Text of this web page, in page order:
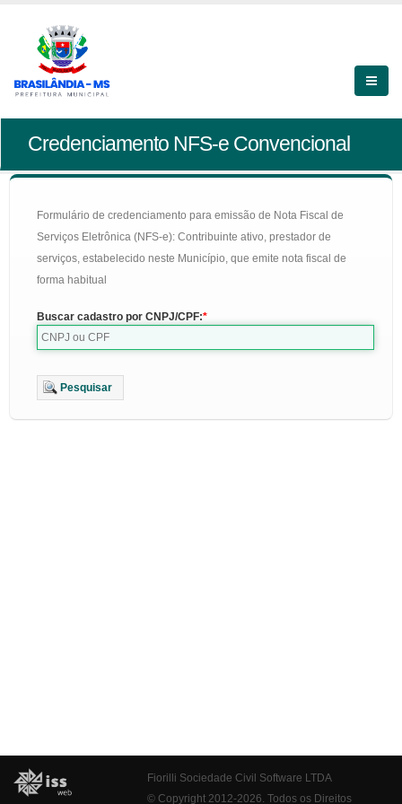
Credenciamento NFS-e Convencional
Formulário de credenciamento para emissão de Nota Fiscal de
Serviços Eletrônica (NFS-e): Contribuinte ativo, prestador de
serviços, estabelecido neste Município, que emite nota fiscal de
forma habitual
Buscar cadastro por CNPJ/CPF:
Pesquisar
Fiorilli Sociedade Civil Software LTDA
© Copyright 2012-2026. Todos os Direitos